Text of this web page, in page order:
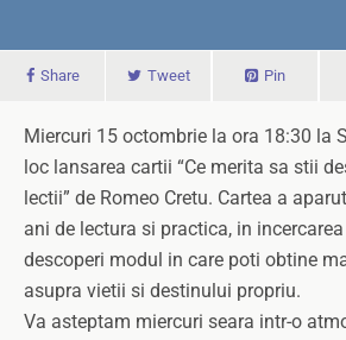
Share Tweet Pin
Miercuri 15 octombrie la ora 18:30 la
loc lansarea cartii “Ce merita sa stii
lectii” de Romeo Cretu. Cartea a
ani de lectura si practica, in
descoperi modul in care poti obtine
asupra vietii si destinului propriu.
Va asteptam miercuri seara intr-o